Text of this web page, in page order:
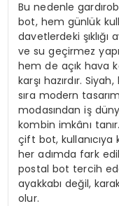
Bu nedenle
bot, hem günlük
davetlerdeki şıklığı
ve su geçirmez
hem de açık hava
karşı hazırdır.
sıra modern
modasından iş
kombin imkânı
çift bot, kullanıcıya
her adımda fark
postal bot tercih
ayakkabı değil,
olur.